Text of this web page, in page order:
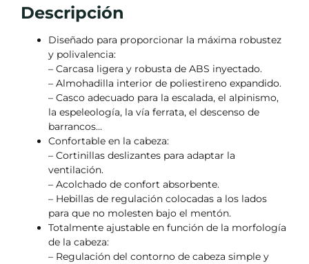
Descripción
Diseñado para proporcionar la máxima robustez
y polivalencia:
– Carcasa ligera y robusta de ABS inyectado.
– Almohadilla interior de poliestireno expandido.
– Casco adecuado para la escalada, el alpinismo,
la espeleología, la vía ferrata, el descenso de
barrancos…
Confortable en la cabeza:
– Cortinillas deslizantes para adaptar la
ventilación.
– Acolchado de confort absorbente.
– Hebillas de regulación colocadas a los lados
para que no molesten bajo el mentón.
Totalmente ajustable en función de la morfología
de la cabeza:
– Regulación del contorno de cabeza simple y